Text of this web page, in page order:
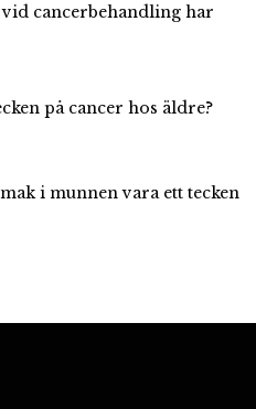
cancerbehandling har
på cancer hos äldre?
i munnen vara ett tecken